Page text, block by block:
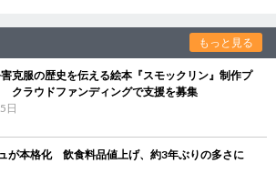
もっと見る
克服の歴史を伝える絵本『スモックリン』制作プ
クラウドファンディングで支援を募集
日
が本格化 飲食料品値上げ、約3年ぶりの多さに